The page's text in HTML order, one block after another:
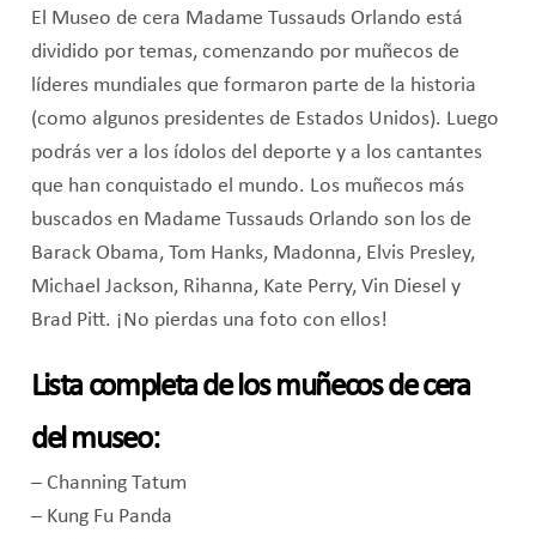
El Museo de cera Madame Tussauds Orlando está
dividido por temas, comenzando por muñecos de
líderes mundiales que formaron parte de la historia
(como algunos presidentes de Estados Unidos). Luego
podrás ver a los ídolos del deporte y a los cantantes
que han conquistado el mundo. Los muñecos más
buscados en Madame Tussauds Orlando son los de
Barack Obama, Tom Hanks, Madonna, Elvis Presley,
Michael Jackson, Rihanna, Kate Perry, Vin Diesel y
Brad Pitt. ¡No pierdas una foto con ellos!
Lista completa de los muñecos de cera
del museo:
– Channing Tatum
– Kung Fu Panda